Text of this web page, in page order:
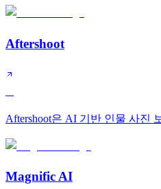
Aftershoot
Aftershoot은 AI 기반 인물 사진
Magnific AI